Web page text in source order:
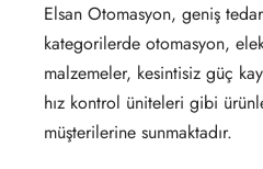
Elsan Otomasyon, geniş
kategorilerde otomasyon,
malzemeler, kesintisiz güç
hız kontrol üniteleri gibi
müşterilerine sunmaktadır.